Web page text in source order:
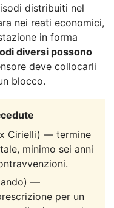
distribuiti nel
nei reati economici,
in forma
diversi possono
deve collocarli
blocco.
Cirielli) — termine
minimo sei anni
—
per un